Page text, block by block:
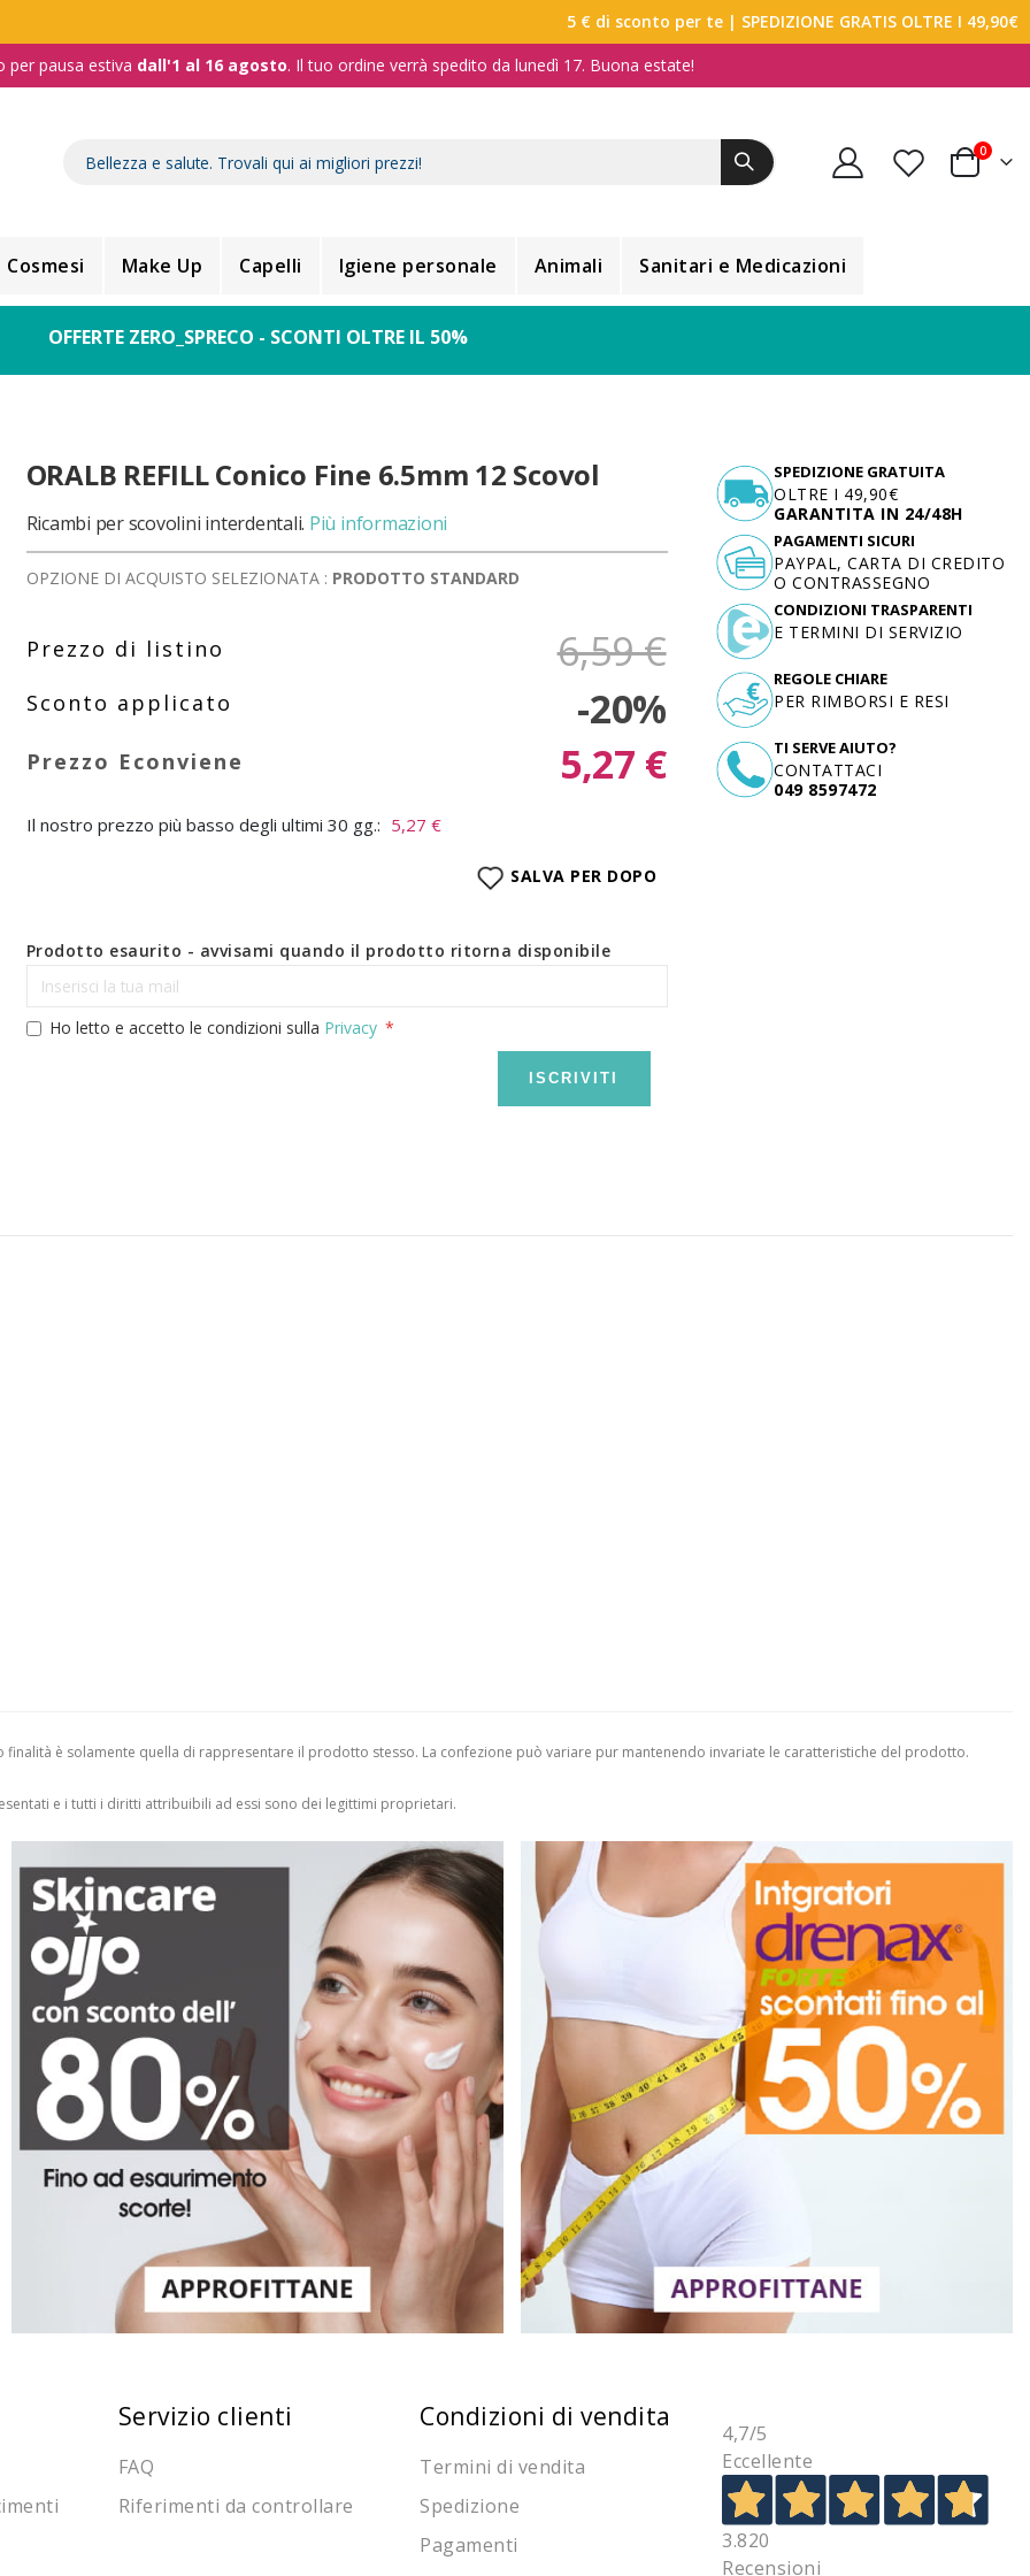
5 € di sconto per te | SPEDIZIONE GRATIS OLTRE I 49,90€
per pausa estiva dall'1 al 16 agosto. Il tuo ordine verrà spedito da lunedì 17. Buona estate!
Carrello
0
Cosmesi Make Up Capelli Igiene personale Animali Sanitari e Medicazioni
OFFERTE ZERO_SPRECO - SCONTI OLTRE IL 50%
ORALB REFILL Conico Fine 6.5mm 12 Scovol
Ricambi per scovolini interdentali. Più informazioni
OPZIONE DI ACQUISTO SELEZIONATA : PRODOTTO STANDARD
6,59 €
-20%
5,27 €
Il nostro prezzo più basso degli ultimi 30 gg.: 5,27 €
SALVA PER DOPO
Prodotto esaurito - avvisami quando il prodotto ritorna disponibile
Ho letto e accetto le condizioni sulla Privacy
ISCRIVITI
SPEDIZIONE GRATUITA
OLTRE I 49,90€
GARANTITA IN 24/48H
TI SERVE AIUTO?
CONTATTACI
049 8597472
PAGAMENTI SICURI
PAYPAL, CARTA DI CREDITO
O CONTRASSEGNO
CONDIZIONI TRASPARENTI
E TERMINI DI SERVIZIO
REGOLE CHIARE
PER RIMBORSI E RESI
è solamente quella di rappresentare il prodotto stesso. La confezione può variare pur mantenendo invariate le caratteristiche del prodotto.
e i tutti i diritti attribuibili ad essi sono dei legittimi proprietari.
Servizio clienti
FAQ
Riferimenti da controllare
Condizioni di vendita
Termini di vendita
Spedizione
Pagamenti
4,7/5
Eccellente
3.820
Recensioni